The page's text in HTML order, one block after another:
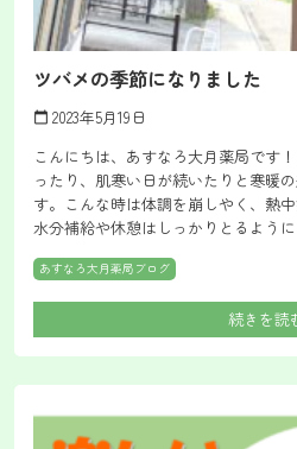
ツバメの季節になりました
calendar_today 2023年5月19日
こんにちは、あすなろ大月薬局です
ったり、肌寒い日が続いたりと寒暖
す。こんな時は体調を崩しやく、熱
水分補給や休憩はしっかりとるよう
あすなろ大月薬局ブログ
続きを読